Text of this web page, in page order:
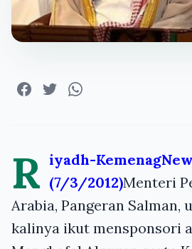
R iyadh-
(7/3/2012)Menteri
Arabia, Pangeran Salman,
kalinya ikut mensponsori